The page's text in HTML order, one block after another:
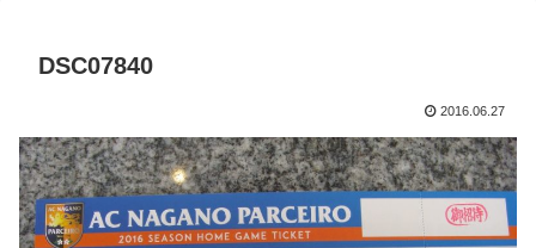
DSC07840
2016.06.27